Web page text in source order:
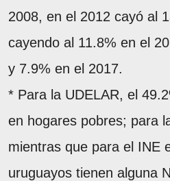
2008, en el 2012 cayó al
cayendo al 11.8% en el
y 7.9% en el 2017.
* Para la UDELAR, el
en hogares pobres; para
mientras que para el INE
uruguayos tienen alguna